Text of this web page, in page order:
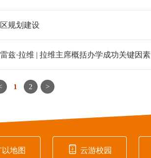
规划建设
兹·拉维 | 拉维主席概括办学成功关键因素
1 2 >
以地图  云游校园